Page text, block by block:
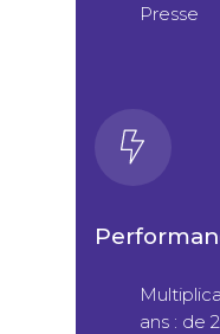
Presse
ans : de